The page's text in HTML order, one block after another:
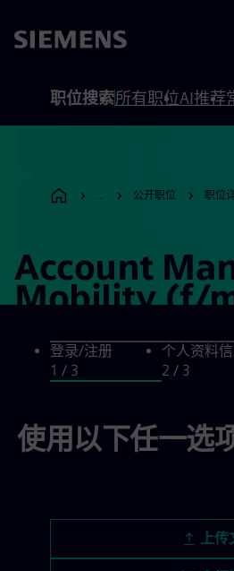
职位搜索所有职位AI推荐
... 公开职位 职位
Account
Mobility (f/
登录/注册
1 / 3
个人资料
2/ 3
使用以下任一选
上传